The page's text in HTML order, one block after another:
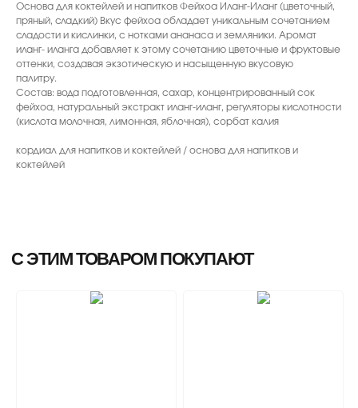
Основа для коктейлей и напитков Фейхоа Иланг-Иланг (цветочный,
пряный, сладкий) Вкус фейхоа обладает уникальным сочетанием
сладости и кислинки, с нотками ананаса и земляники. Аромат
иланг- иланга добавляет к этому сочетанию цветочные и фруктовые
оттенки, создавая экзотическую и насыщенную вкусовую
палитру.
Состав: вода подготовленная, сахар, концентрированный сок
фейхоа, натуральный экстракт иланг-иланг, регуляторы кислотности
(кислота молочная, лимонная, яблочная), сорбат калия
кордиал для напитков и коктейлей / основа для напитков и
коктейлей